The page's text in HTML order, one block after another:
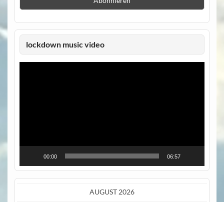
lockdown music video
Video-
00:00 06:57
AUGUST 2026